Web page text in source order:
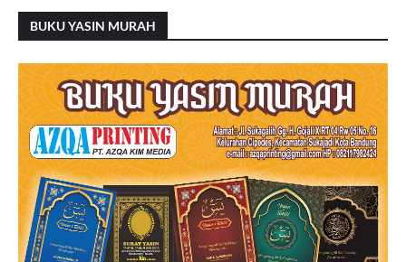
BUKU YASIN MURAH